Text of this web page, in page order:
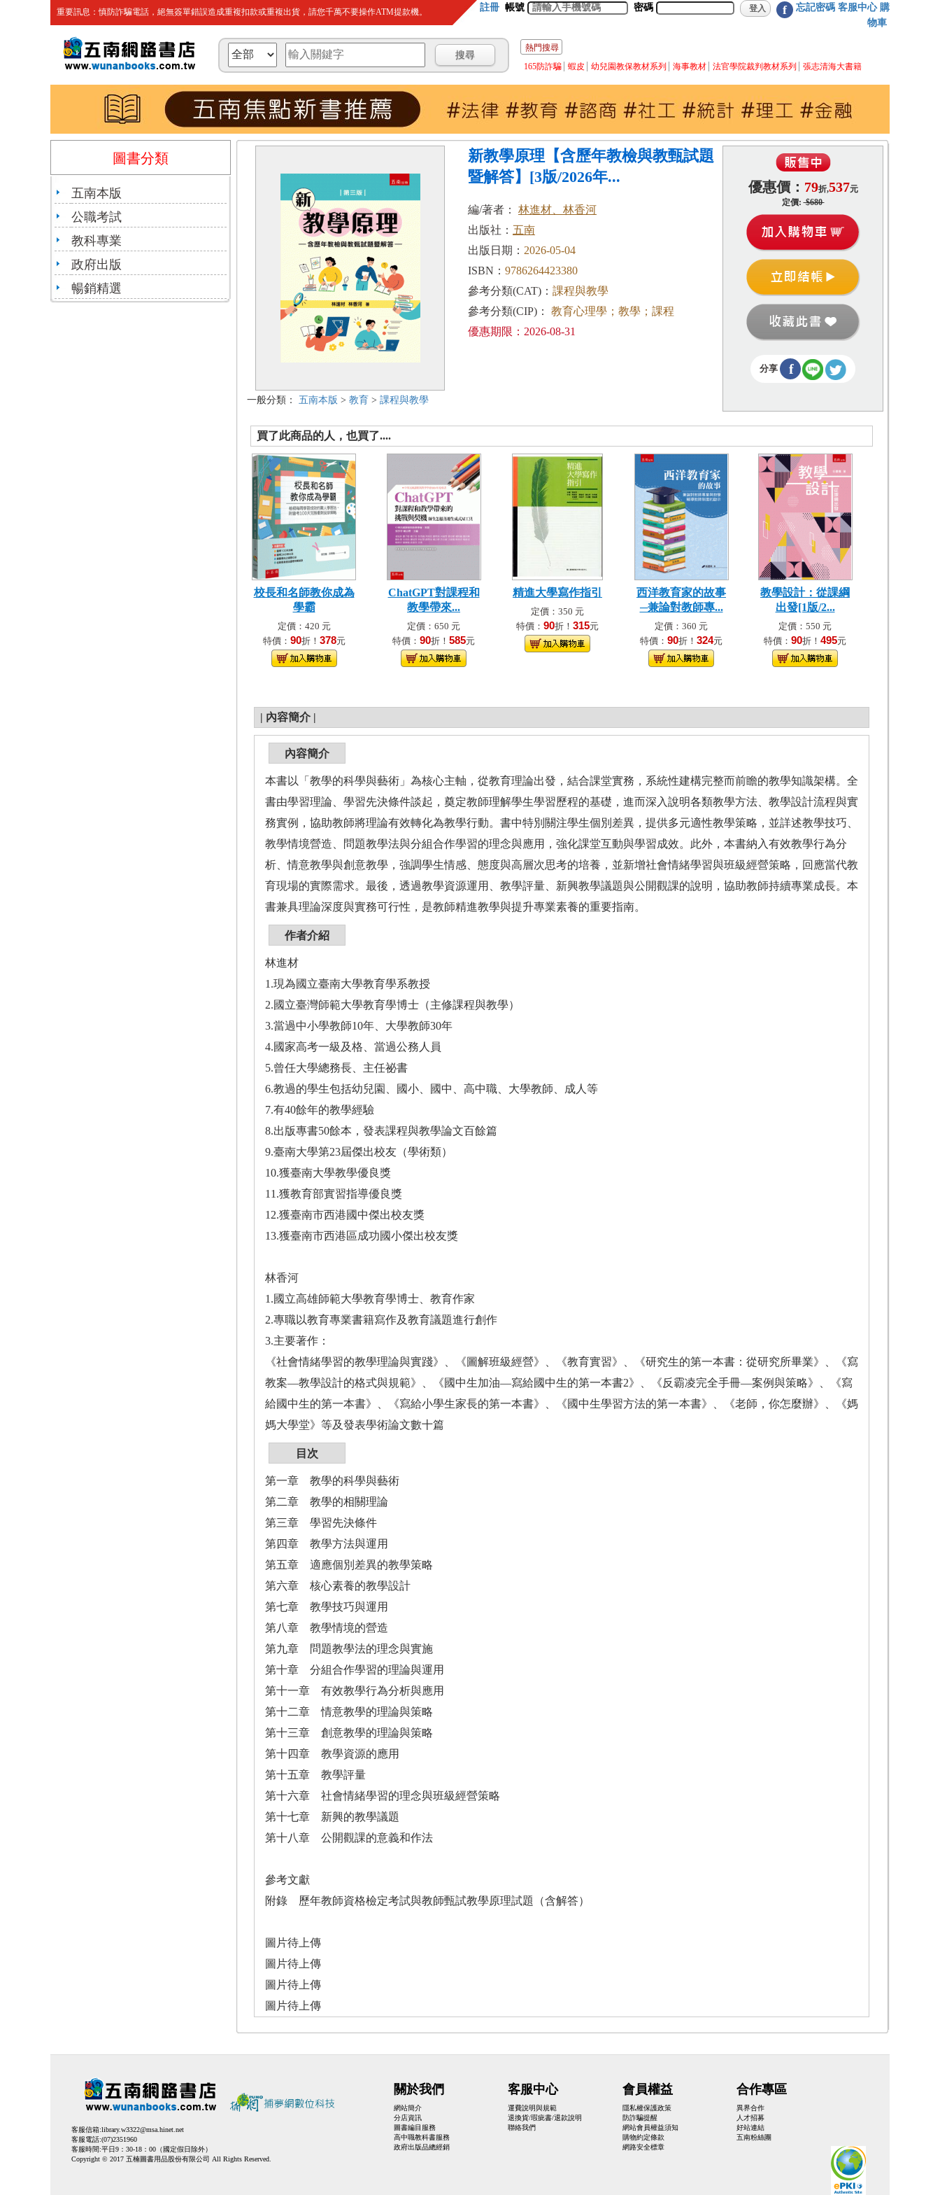
重要訊息：慎防詐騙電話，絕無簽單錯誤造成重複扣款或重複出貨，請您千萬不要操作ATM提款機。 註冊 帳號 密碼 f 忘記密碼 客服中心 購
物車
熱門搜尋
165防詐騙
蝦皮 幼兒園教保教材系列 海事教材 法官學院裁判教材系列 張志清海大書籍
圖書分類
五南本版
公職考試
教科專業
政府出版
暢銷精選
一般分類： 五南本版 > 教育 > 課程與教學
新教學原理【含歷年教檢與教甄試題
暨解答】[3版/2026年...
編/著者： 林進材、林香河
出版社： 五南
出版日期： 2026-05-04
ISBN： 9786264423380
參考分類(CAT)： 課程與教學
參考分類(CIP)：
教育心理學；教學；課程
優惠期限：2026-08-31
優惠價： 79折,537元
定價:$680
分享 f
買了此商品的人，也買了....
校長和名師教你成為
學霸
定價：420 元
特價： 90折！ 378元
ChatGPT對課程和
教學帶來...
定價：650 元
特價： 90折！ 585元
精進大學寫作指引
定價：350 元
特價： 90折！ 315元
西洋教育家的故事
─兼論對教師專...
定價：360 元
特價： 90折！ 324元
教學設計：從課綱
出發[1版/2...
定價：550 元
特價： 90折！ 495元
| 內容簡介 |
內容簡介
本書以「教學的科學與藝術」為核心主軸，從教育理論出發，結合課堂實務，系統性建構完整而前瞻的教學知識架構。全
書由學習理論、學習先決條件談起，奠定教師理解學生學習歷程的基礎，進而深入說明各類教學方法、教學設計流程與實
務實例，協助教師將理論有效轉化為教學行動。書中特別關注學生個別差異，提供多元適性教學策略，並詳述教學技巧、
教學情境營造、問題教學法與分組合作學習的理念與應用，強化課堂互動與學習成效。此外，本書納入有效教學行為分
析、情意教學與創意教學，強調學生情感、態度與高層次思考的培養，並新增社會情緒學習與班級經營策略，回應當代教
育現場的實際需求。最後，透過教學資源運用、教學評量、新興教學議題與公開觀課的說明，協助教師持續專業成長。本
書兼具理論深度與實務可行性，是教師精進教學與提升專業素養的重要指南。
作者介紹
林進材
1.現為國立臺南大學教育學系教授
2.國立臺灣師範大學教育學博士（主修課程與教學）
3.當過中小學教師10年、大學教師30年
4.國家高考一級及格、當過公務人員
5.曾任大學總務長、主任祕書
6.教過的學生包括幼兒園、國小、國中、高中職、大學教師、成人等
7.有40餘年的教學經驗
8.出版專書50餘本，發表課程與教學論文百餘篇
9.臺南大學第23屆傑出校友（學術類）
10.獲臺南大學教學優良獎
11.獲教育部實習指導優良獎
12.獲臺南市西港國中傑出校友獎
13.獲臺南市西港區成功國小傑出校友獎
林香河
1.國立高雄師範大學教育學博士、教育作家
2.專職以教育專業書籍寫作及教育議題進行創作
3.主要著作：
《社會情緒學習的教學理論與實踐》、《圖解班級經營》、《教育實習》、《研究生的第一本書：從研究所畢業》、《寫
教案—教學設計的格式與規範》、《國中生加油—寫給國中生的第一本書2》、《反霸凌完全手冊—案例與策略》、《寫
給國中生的第一本書》、《寫給小學生家長的第一本書》、《國中生學習方法的第一本書》、《老師，你怎麼辦》、《媽
媽大學堂》等及發表學術論文數十篇
目次
第一章 教學的科學與藝術
第二章 教學的相關理論
第三章 學習先決條件
第四章 教學方法與運用
第五章 適應個別差異的教學策略
第六章 核心素養的教學設計
第七章 教學技巧與運用
第八章 教學情境的營造
第九章 問題教學法的理念與實施
第十章 分組合作學習的理論與運用
第十一章 有效教學行為分析與應用
第十二章 情意教學的理論與策略
第十三章 創意教學的理論與策略
第十四章 教學資源的應用
第十五章 教學評量
第十六章 社會情緒學習的理念與班級經營策略
第十七章 新興的教學議題
第十八章 公開觀課的意義和作法
參考文獻
附錄 歷年教師資格檢定考試與教師甄試教學原理試題（含解答）
圖片待上傳
圖片待上傳
圖片待上傳
圖片待上傳
客服信箱:library.w3322@msa.hinet.net
客服電話:(07)2351960
客服時間:平日9：30-18：00（國定假日除外）
Copyright © 2017 五楠圖書用品股份有限公司 All Rights Reserved.
關於我們
網站簡介
分店資訊
圖書編目服務
高中職教科書服務
政府出版品總經銷
客服中心
運費說明與規範
退換貨/瑕疵書/退款說明
聯絡我們
會員權益
隱私權保護政策
防詐騙提醒
網站會員權益須知
購物約定條款
網路安全標章
合作專區
異界合作
人才招募
好站連結
五南粉絲團